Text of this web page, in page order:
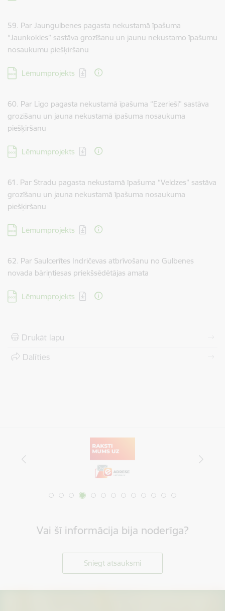
59. Par Jaungulbenes pagasta nekustamā īpašuma
“Jaunkokles” sastāva grozīšanu un jaunu nekustamo īpašumu
nosaukumu piešķiršanu
Lejupielādēt:
Lēmumprojekts
60. Par Līgo pagasta nekustamā īpašuma “Ezerieši” sastāva
grozīšanu un jauna nekustamā īpašuma nosaukuma
piešķiršanu
Lejupielādēt:
Lēmumprojekts
61. Par Stradu pagasta nekustamā īpašuma “Veldzes” sastāva
grozīšanu un jauna nekustamā īpašuma nosaukuma
piešķiršanu
Lejupielādēt:
Lēmumprojekts
62. Par Saulcerītes Indričevas atbrīvošanu no Gulbenes
novada bāriņtiesas priekšsēdētājas amata
Lejupielādēt:
Lēmumprojekts
Drukāt lapu
Dalīties
Vai šī informācija bija noderīga?
Sniegt atsauksmi